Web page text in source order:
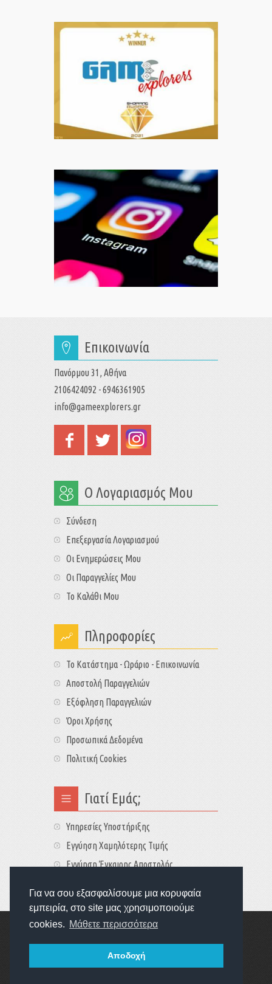
Για να σου εξασφαλίσουμε μια κορυφαία
εμπειρία, στο site μας χρησιμοποιούμε
cookies. Μάθετε περισσότερα
Αποδοχή
Επικοινωνία
Πανόρμου 31, Αθήνα
2106424092 - 6946361905
info@gameexplorers.gr
Ο Λογαριασμός Μου
Σύνδεση
Επεξεργασία Λογαριασμού
Οι Ενημερώσεις Μου
Οι Παραγγελίες Μου
Το Καλάθι Μου
Πληροφορίες
Το Κατάστημα - Ωράριο - Επικοινωνία
Αποστολή Παραγγελιών
Εξόφληση Παραγγελιών
Όροι Χρήσης
Προσωπικά Δεδομένα
Πολιτική Cookies
Γιατί Εμάς;
Υπηρεσίες Υποστήριξης
Εγγύηση Χαμηλότερης Τιμής
Εγγύηση Έγκαιρης Αποστολής
Copyright © 2022GameExplorers
Οι τιμές περιλαμβάνουν ΦΠΑ 24%